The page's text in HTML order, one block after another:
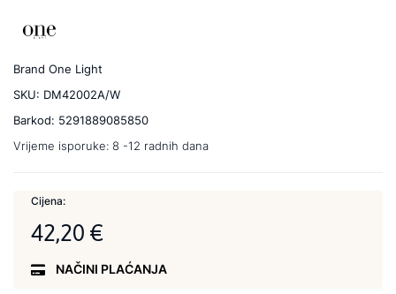
Brand One Light
SKU: DM42002A/W
Barkod: 5291889085850
Vrijeme isporuke: 8 -12 radnih dana
Cijena:
42,20 €
NAČINI PLAĆANJA